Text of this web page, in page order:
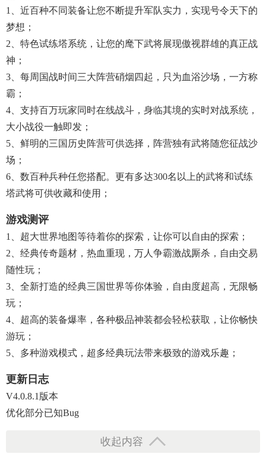
1、近百种不同装备让您不断提升军队实力，实现号令天下的
梦想；
2、特色试练塔系统，让您的麾下武将展现傲视群雄的真正战
神；
3、每周国战时间三大阵营硝烟四起，只为血浴沙场，一方称
霸；
4、支持百万玩家同时在线战斗，身临其境的实时对战系统，
大小战役一触即发；
5、鲜明的三国历史阵营可供选择，阵营独有武将随您征战沙
场；
6、数百种兵种任您搭配。更有多达300名以上的武将和试练
塔武将可供收藏和使用；
游戏测评
1、超大世界地图等待着你的探索，让你可以自由的探索；
2、经典传奇题材，热血重现，万人争霸激战厮杀，自由交易
随性玩；
3、全新打造的经典三国世界等你体验，自由度超高，无限畅
玩；
4、超高的装备爆率，各种极品神装都会轻松获取，让你畅快
游玩；
5、多种游戏模式，超多经典玩法带来极致的游戏乐趣；
更新日志
V4.0.8.1版本
优化部分已知bug
收起内容